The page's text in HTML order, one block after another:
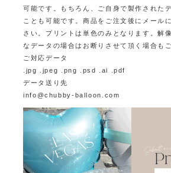
可能です。
もちろん、ご自身で製作された
ことも可能です。商品をご注文後にメール
さい。プリントは単色のみとなります。解
なデータの場合はお断りさせて頂く場合も
ご対応データ
.jpg .jpeg .png .psd .ai .pdf
データ送り先
info@chubby-balloon.com